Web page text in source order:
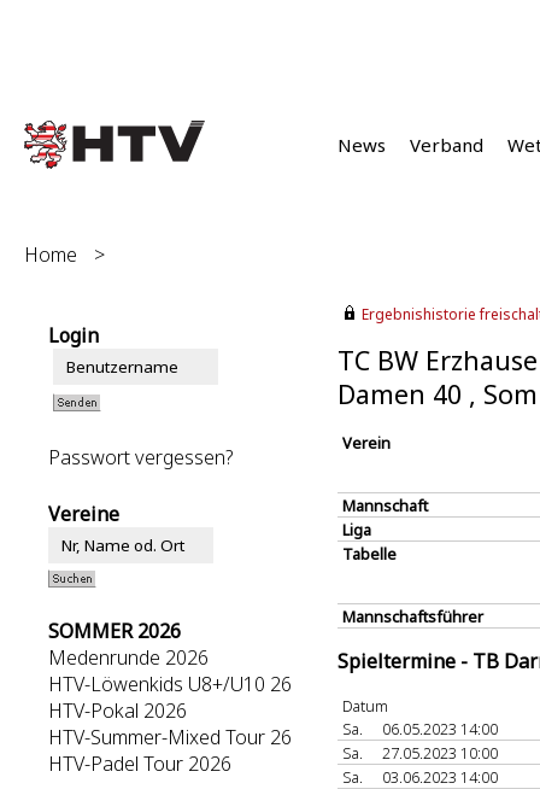
News Verband
Home >
Login
Passwort vergessen?
Vereine
SOMMER 2026
Medenrunde 2026
HTV-Löwenkids U8+/U10 26
HTV-Pokal 2026
HTV-Summer-Mixed Tour 26
HTV-Padel Tour 2026
Ergebnishistorie
TC BW
Damen 40 ,
Verein
Mannschaft
Liga
Tabelle
Mannschaftsführer
Spieltermine - TB
Datum
Sa.
06.05.2023 14:00
Sa.
27.05.2023 10:00
Sa.
03.06.2023 14:00